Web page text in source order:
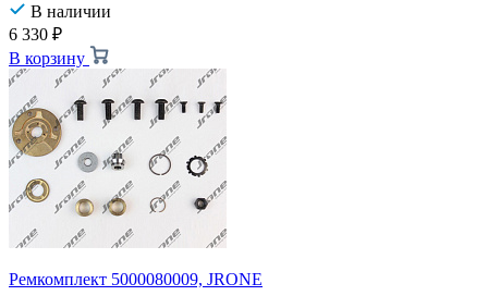
В наличии
6 330 ₽
В корзину
Ремкомплект 5000080009, JRONE